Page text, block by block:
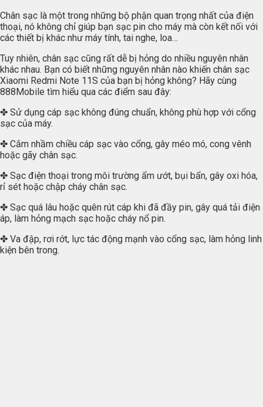
Chân sạc là một trong những bộ phận quan trọng nhất của điện
thoại, nó không chỉ giúp bạn sạc pin cho máy mà còn kết nối với
các thiết bị khác như máy tính, tai nghe, loa…
Tuy nhiên, chân sạc cũng rất dễ bị hỏng do nhiều nguyên nhân
khác nhau. Bạn có biết những nguyên nhân nào khiến chân sạc
Xiaomi Redmi Note 11S của bạn bị hỏng không? Hãy cùng
888Mobile tìm hiểu qua các điểm sau đây:
✤ Sử dụng cáp sạc không đúng chuẩn, không phù hợp với cổng
sạc của máy.
✤ Cắm nhầm chiều cáp sạc vào cổng, gây méo mó, cong vênh
hoặc gãy chân sạc.
✤ Sạc điện thoại trong môi trường ẩm ướt, bụi bẩn, gây oxi hóa,
rỉ sét hoặc chập cháy chân sạc.
✤ Sạc quá lâu hoặc quên rút cáp khi đã đầy pin, gây quá tải điện
áp, làm hỏng mạch sạc hoặc cháy nổ pin.
✤ Va đập, rơi rớt, lực tác động mạnh vào cổng sạc, làm hỏng linh
kiện bên trong.